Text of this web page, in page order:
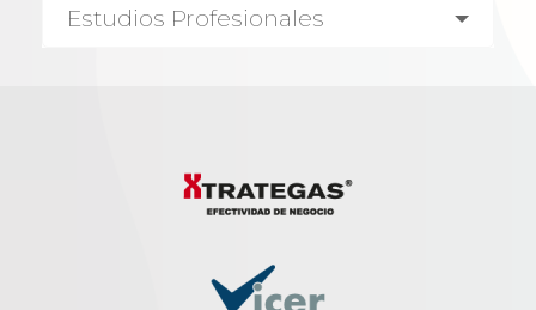
Estudios Profesionales